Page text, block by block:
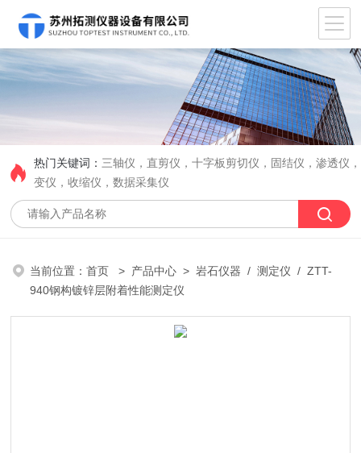
热门关键词： 三轴仪，直剪仪，十字板剪切仪，固结仪，渗透仪
变仪，收缩仪，数据采集仪
当前位置：首页 > 产品中心 >岩石仪器 /测定仪 / ZTT-
940钢构镀锌层附着性能测定仪